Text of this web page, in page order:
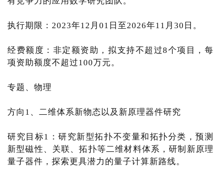
执行期限：2023年12月01日至2026年11月30日。
经费额度：非定额资助，拟支持不超过8个项目，每
项资助额度不超过100万元。
专题、物理
方向1、二维体系新物态以及新原理器件研究
研究目标1：研究新型拓扑不变量和拓扑分类，预测
新型磁性、关联、拓扑等二维材料体系，研制新原理
量子器件，探索更具潜力的量子计算新路线。